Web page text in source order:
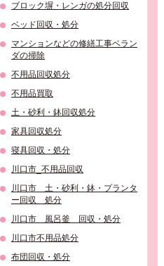
ブロック塀・レンガの処分回収
ベッド回収・処分
マンションなどの修繕工事ベラン
ダの掃除
不用品回収処分
不用品買取
土・砂利・鉢回収処分
家具回収処分
寝具回収・処分
川口市_不用品回収
川口市 土・砂利・鉢・プランタ
ー回収 処分
川口市 風呂釜 回収・処分
川口市不用品処分
布団回収・処分